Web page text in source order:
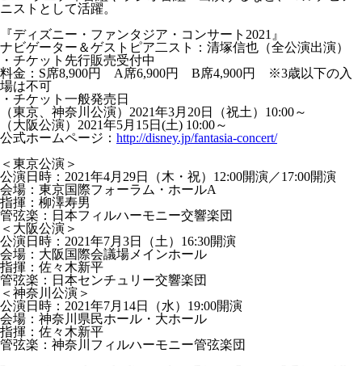
ニストとして活躍。
『ディズニー・ファンタジア・コンサート2021』
ナビゲーター＆ゲストピア二スト：清塚信也（全公演出演）
・チケット先行販売受付中
料金：S席8,900円 A席6,900円 B席4,900円 ※3歳以下の入
場は不可
・チケット一般発売日
（東京、神奈川公演）2021年3月20日（祝土）10:00～
（大阪公演）2021年5月15日(土) 10:00～
公式ホームページ： http://disney.jp/fantasia-concert/
＜東京公演＞​
公演日時：2021年4月29日（木・祝）12:00開演／17:00開演
会場：東京国際フォーラム・ホールA
指揮：柳澤寿男
管弦楽：日本フィルハーモニー交響楽団
＜大阪公演＞
公演日時：2021年7月3日（土）16:30開演
会場：大阪国際会議場メインホール
指揮：佐々木新平
管弦楽：日本センチュリー交響楽団
＜神奈川公演＞
公演日時：2021年7月14日（水）19:00開演
会場：神奈川県民ホール・大ホール
指揮：佐々木新平
管弦楽：神奈川フィルハーモニー管弦楽団